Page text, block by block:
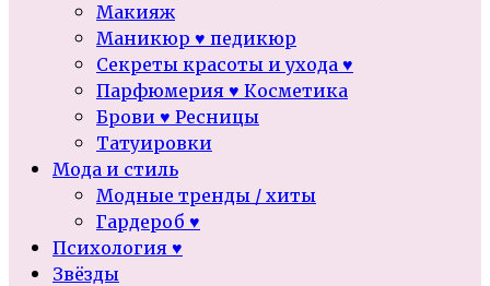
Макияж
Маникюр ♥ педикюр
Секреты красоты и ухода ♥
Парфюмерия ♥ Косметика
Брови ♥ Ресницы
Татуировки
Мода и стиль
Модные тренды / хиты
Гардероб ♥
Психология ♥
Звёзды